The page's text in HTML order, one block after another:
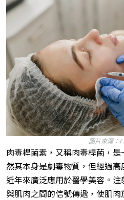
圖片來源：
肉毒桿菌素，又稱肉毒桿菌，
然其本身是劇毒物質，但經過高
近年來廣泛應用於醫學美容。
與肌肉之間的信號傳遞，使肌